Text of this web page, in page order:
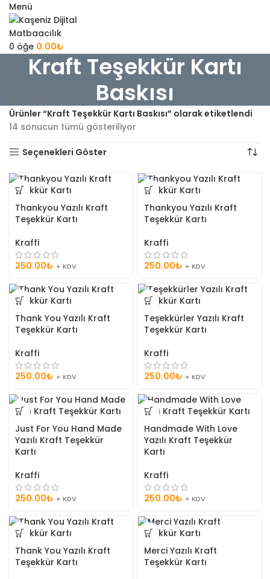
Menü
0 öğe 0.00₺
Kraft Teşekkür Kartı
Baskısı
Ürünler “Kraft Teşekkür Kartı Baskısı” olarak etiketlendi
14 sonucun tümü gösteriliyor
Seçenekleri Göster
Thankyou Yazılı Kraft
Teşekkür Kartı
Kraffi
250.00₺ + KDV
Thankyou Yazılı Kraft
Teşekkür Kartı
Kraffi
250.00₺ + KDV
Thank You Yazılı Kraft
Teşekkür Kartı
Kraffi
250.00₺ + KDV
Teşekkürler Yazılı Kraft
Teşekkür Kartı
Kraffi
250.00₺ + KDV
Just For You Hand Made
Yazılı Kraft Teşekkür
Kartı
Kraffi
250.00₺ + KDV
Handmade With Love
Yazılı Kraft Teşekkür
Kartı
Kraffi
250.00₺ + KDV
Thank You Yazılı Kraft
Teşekkür Kartı
Merci Yazılı Kraft
Teşekkür Kartı